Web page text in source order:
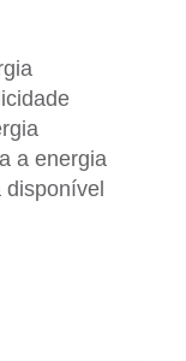
a energia